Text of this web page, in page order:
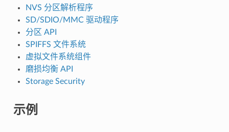
NVS 分区解析程序
SD/SDIO/MMC 驱动程序
分区 API
SPIFFS 文件系统
虚拟文件系统组件
磨损均衡 API
Storage Security
示例